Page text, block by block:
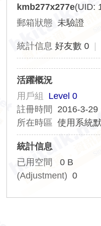
kmb277x277e(UID:
郵箱狀態 未驗證
統計信息 好友數 0
活躍概況
用戶組 Level 0
註冊時間
2016-3-29
所在時區
使用系統
統計信息
已用空間
0 B
(Adjustment) 0